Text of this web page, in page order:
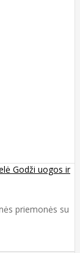
Godži uogos ir
priemonės su